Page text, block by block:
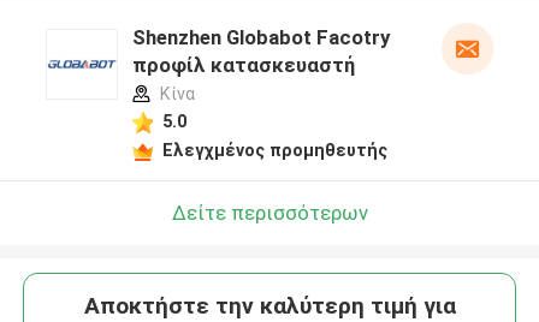
Shenzhen Globabot Facotry
προφίλ κατασκευαστή
Κίνα
5.0
Ελεγχμένος προμηθευτής
Δείτε περισσότερων
Αποκτήστε την καλύτερη τιμή για